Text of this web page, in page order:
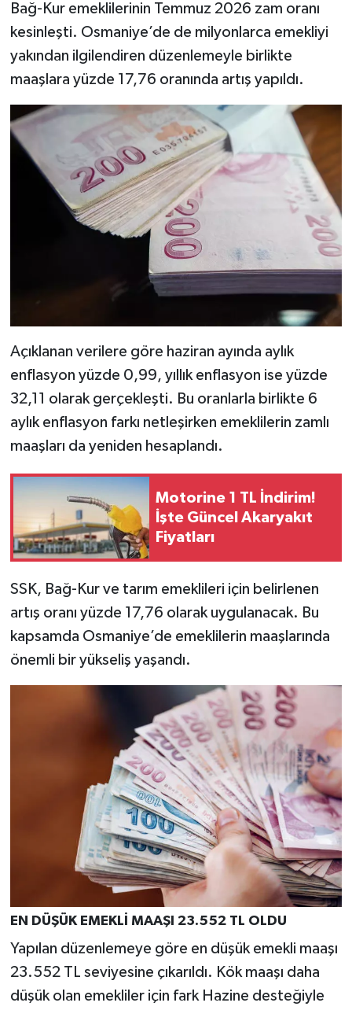
Bağ-Kur emeklilerinin Temmuz 2026 zam oranı
kesinleşti. Osmaniye’de de milyonlarca emekliyi
yakından ilgilendiren düzenlemeyle birlikte
maaşlara yüzde 17,76 oranında artış yapıldı.
Açıklanan verilere göre haziran ayında aylık
enflasyon yüzde 0,99, yıllık enflasyon ise yüzde
32,11 olarak gerçekleşti. Bu oranlarla birlikte 6
aylık enflasyon farkı netleşirken emeklilerin zamlı
maaşları da yeniden hesaplandı.
Motorine 1 TL İndirim!
İşte Güncel Akaryakıt
Fiyatları
SSK, Bağ-Kur ve tarım emeklileri için belirlenen
artış oranı yüzde 17,76 olarak uygulanacak. Bu
kapsamda Osmaniye’de emeklilerin maaşlarında
önemli bir yükseliş yaşandı.
EN DÜŞÜK EMEKLİ MAAŞI 23.552 TL OLDU
Yapılan düzenlemeye göre en düşük emekli maaşı
23.552 TL seviyesine çıkarıldı. Kök maaşı daha
düşük olan emekliler için fark Hazine desteğiyle